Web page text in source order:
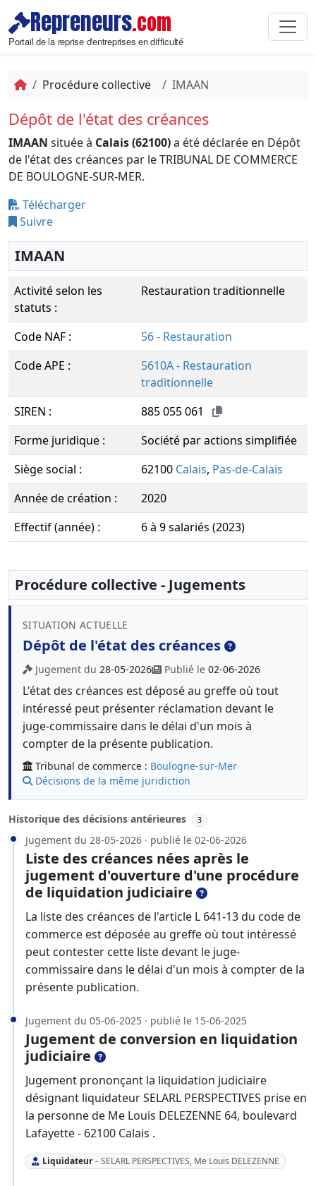
Repreneurs.com
Portail de la reprise d'entreprises en difficulté
Procédure collective IMAAN
Dépôt de l'état des créances
IMAAN située à Calais (62100)a été déclarée en Dépôt
de l'état des créances par le TRIBUNAL DE COMMERCE
DE BOULOGNE-SUR-MER.
Télécharger
Suivre
IMAAN
Activité selon les
statuts :
Restauration traditionnelle
Code NAF :
56 - Restauration
Code APE :
5610A - Restauration
traditionnelle
SIREN :
885 055 061
Forme juridique :
Société par actions simplifiée
Siège social :
62100 Calais, Pas-de-Calais
Année de création :
2020
Effectif (année) :
6 à 9 salariés (2023)
Procédure collective - Jugements
SITUATION ACTUELLE
Dépôt de l'état des créances
Jugement du 28-05-2026 Publié le 02-06-2026
L'état des créances est déposé au greffe où tout
intéressé peut présenter réclamation devant le
juge-commissaire dans le délai d'un mois à
compter de la présente publication.
Tribunal de commerce : Boulogne-sur-Mer
Décisions de la même juridiction
Historique des décisions antérieures 3
Jugement du 28-05-2026 · publié le 02-06-2026
Liste des créances nées après le
jugement d'ouverture d'une procédure
de liquidation judiciaire
La liste des créances de l'article L 641-13 du code de
commerce est déposée au greffe où tout intéressé
peut contester cette liste devant le juge-
commissaire dans le délai d'un mois à compter de la
présente publication.
Jugement du 05-06-2025 · publié le 15-06-2025
Jugement de conversion en liquidation
judiciaire
Jugement prononçant la liquidation judiciaire
désignant liquidateur SELARL PERSPECTIVES prise en
la personne de Me Louis DELEZENNE 64, boulevard
Lafayette - 62100 Calais .
Liquidateur - SELARL PERSPECTIVES, Me Louis DELEZENNE